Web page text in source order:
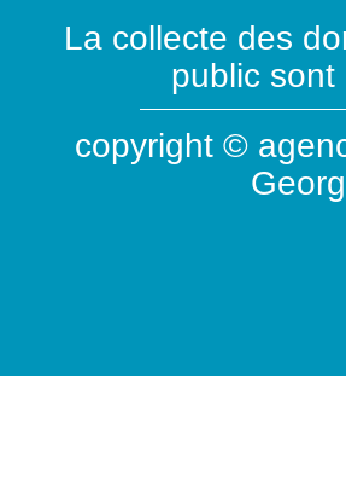
La collecte des
public sont
copyright ©